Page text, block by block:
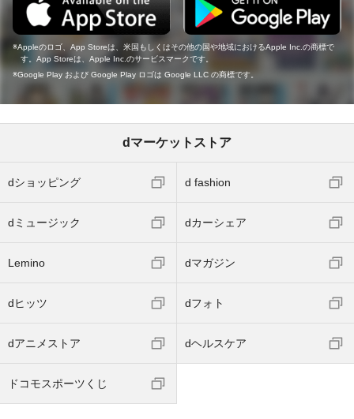
Appleのロゴ、App Storeは、米国もしくはその他の国や地域におけるApple Inc.の商標で
す。App Storeは、Apple Inc.のサービスマークです。
Google Play および Google Play ロゴは Google LLC の商標です。
dマーケットストア
dショッピング d fashion
dミュージック dカーシェア
Lemino dマガジン
dヒッツ dフォト
dアニメストア dヘルスケア
ドコモスポーツくじ